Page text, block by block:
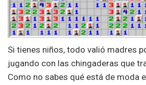
Si tienes niños, todo valió madres
jugando con las chingaderas que
Como no sabes qué está de moda